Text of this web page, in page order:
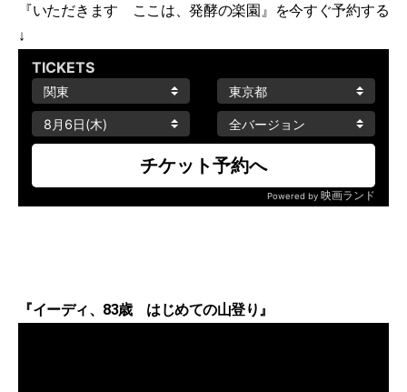
『いただきます ここは、発酵の楽園』を今すぐ予約する
↓
『イーディ、83歳 はじめての山登り』